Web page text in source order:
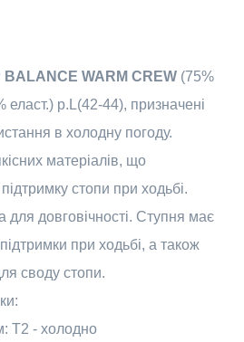
BALANCE WARM CREW (75%
еласт.) р.L(42-44), призначені
в холодну погоду.
матеріалів, що
стопи при ходьбі.
для довговічності. Ступня має
при ходьбі, а також
своду стопи.
T2 - холодно